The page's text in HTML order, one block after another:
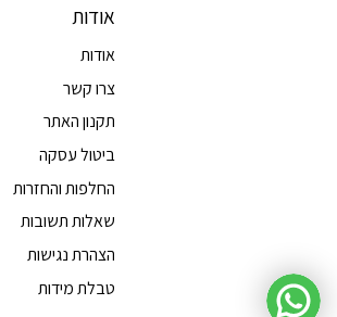
אודות
אודות
צרו קשר
תקנון האתר
ביטול עסקה
החלפות והחזרות
שאלות תשובות
הצהרת נגישות
טבלת מידות